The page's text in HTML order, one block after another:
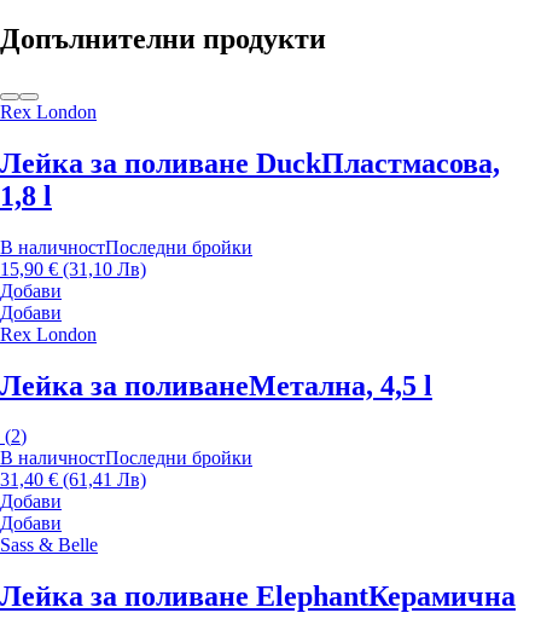
Допълнителни продукти
Rex London
Лейка за поливане DuckПластмасова,
1,8 l
В наличностПоследни бройки
15,90 € (31,10 Лв)
Добави
Добави
Rex London
Лейка за поливанеМетална, 4,5 l
(2)
В наличностПоследни бройки
31,40 € (61,41 Лв)
Добави
Добави
Sass & Belle
Лейка за поливане ElephantКерамична